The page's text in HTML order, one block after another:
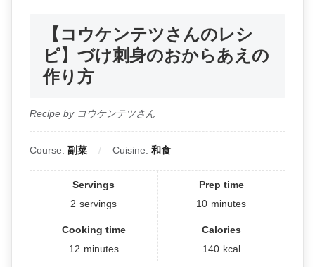
【コウケンテツさんのレシ
ピ】づけ刺身のおからあえの
作り方
Recipe by コウケンテツさん
Course: 副菜 Cuisine: 和食
Servings
2 servings
Prep time
10 minutes
Cooking time
12 minutes
Calories
140 kcal